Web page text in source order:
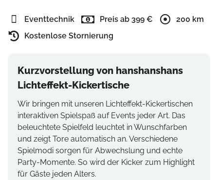
Eventtechnik Preis ab 399 €
200 km
Kostenlose Stornierung
Kurzvorstellung von hanshanshans
Lichteffekt-Kickertische
Wir bringen mit unseren Lichteffekt-Kickertischen
interaktiven Spielspaß auf Events jeder Art. Das
beleuchtete Spielfeld leuchtet in Wunschfarben
und zeigt Tore automatisch an. Verschiedene
Spielmodi sorgen für Abwechslung und echte
Party-Momente. So wird der Kicker zum Highlight
für Gäste jeden Alters.